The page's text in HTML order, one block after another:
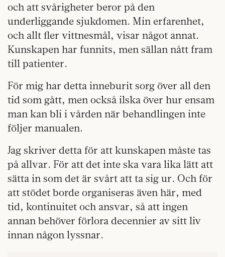
och att svårigheter beror på den
underliggande sjukdomen. Min erfarenhet,
och allt fler vittnesmål, visar något annat.
Kunskapen har funnits, men sällan nått fram
till patienter.
För mig har detta inneburit sorg över all den
tid som gått, men också ilska över hur ensam
man kan bli i vården när behandlingen inte
följer manualen.
Jag skriver detta för att kunskapen måste tas
på allvar. För att det inte ska vara lika lätt att
sätta in som det är svårt att ta sig ur. Och för
att stödet borde organiseras även här, med
tid, kontinuitet och ansvar, så att ingen
annan behöver förlora decennier av sitt liv
innan någon lyssnar.